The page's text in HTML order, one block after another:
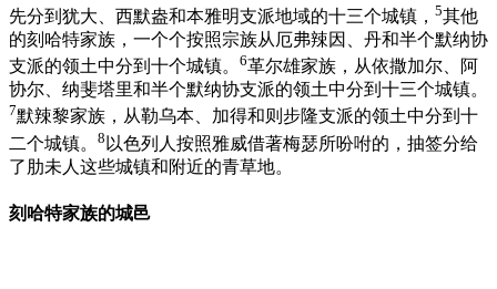
先分到犹大、西默盎和本雅明支派地域的十三个城镇， 5其他
的刻哈特家族，一个个按照宗族从厄弗辣因、丹和半个默纳协
支派的领土中分到十个城镇。 6革尔雄家族，从依撒加尔、阿
协尔、纳斐塔里和半个默纳协支派的领土中分到十三个城镇。
7默辣黎家族，从勒乌本、加得和则步隆支派的领土中分到十
二个城镇。 8 以色列人按照雅威借著梅瑟所吩咐的，抽签分给
了肋未人这些城镇和附近的青草地。
刻哈特家族的城邑